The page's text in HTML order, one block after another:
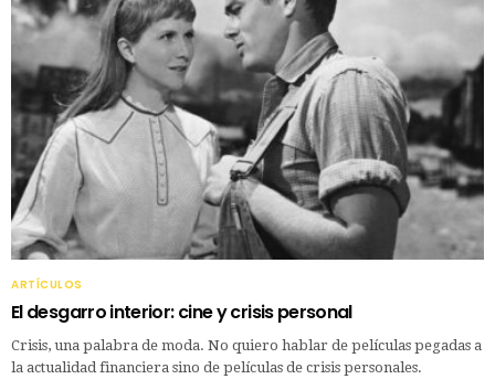
ARTÍCULOS
El desgarro interior: cine y crisis personal
Crisis, una palabra de moda. No quiero hablar de películas pegadas a
la actualidad financiera sino de películas de crisis personales.